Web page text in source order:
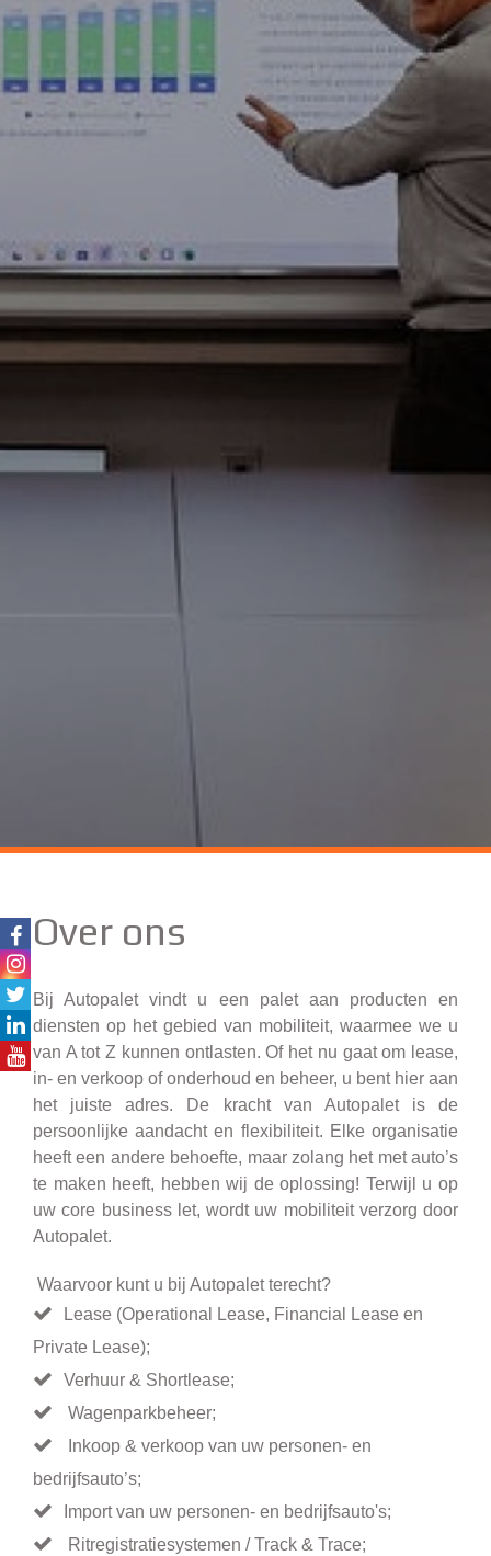
Over ons
Bij Autopalet vindt u een palet aan producten en
diensten op het gebied van mobiliteit, waarmee we u
van A tot Z kunnen ontlasten. Of het nu gaat om lease,
in- en verkoop of onderhoud en beheer, u bent hier aan
het juiste adres. De kracht van Autopalet is de
persoonlijke aandacht en flexibiliteit. Elke organisatie
heeft een andere behoefte, maar zolang het met auto’s
te maken heeft, hebben wij de oplossing! Terwijl u op
uw core business let, wordt uw mobiliteit verzorg door
Autopalet.
Waarvoor kunt u bij Autopalet terecht?
Lease (Operational Lease, Financial Lease en
Private Lease);
Verhuur & Shortlease;
Wagenparkbeheer;
Inkoop & verkoop van uw personen- en
bedrijfsauto’s;
Import van uw personen- en bedrijfsauto's;
Ritregistratiesystemen / Track & Trace;